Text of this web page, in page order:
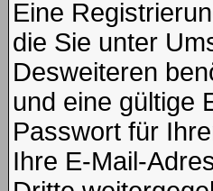
Eine
die Sie unter
Desweiteren
und eine gültige
Passwort für
Ihre E-Mail-